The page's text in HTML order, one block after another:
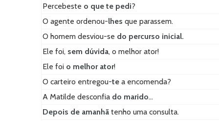
Percebeste o que te pedi?
O agente ordenou-lhes que parassem.
O homem desviou-se do percurso inicial.
Ele foi, sem dúvida, o melhor ator!
Ele foi o melhor ator!
O carteiro entregou-te a encomenda?
A Matilde desconfia do marido…
Depois de amanhã tenho uma consulta.